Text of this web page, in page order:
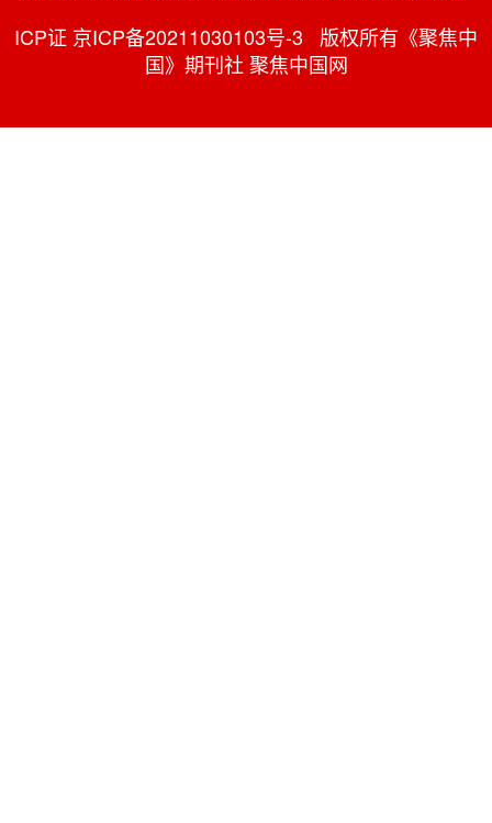
ICP证 京ICP备20211030103号-3 版权所有《聚焦中
国》期刊社 聚焦中国网